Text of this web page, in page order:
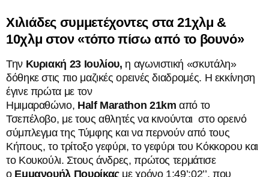
Χιλιάδες συμμετέχοντες στα 21χλμ &
10χλμ στον «τόπο πίσω από το βουνό»
Την Κυριακή 23 Ιουλίου, η αγωνιστική «σκυτάλη»
δόθηκε στις πιο μαζικές ορεινές διαδρομές. Η εκκίνηση
έγινε πρώτα με τον
Ημιμαραθώνιο, Half Marathon 21km από το
Τσεπέλοβο, με τους αθλητές να κινούνται στο ορεινό
σύμπλεγμα της Τύμφης και να περνούν από τους
Κήπους, το τρίτοξο γεφύρι, το γεφύρι του Κόκκορου και
το Κουκούλι. Στους άνδρες, πρώτος τερμάτισε
ο Εμμανουήλ Πουρίκαςμε χρόνο 1:49’:02’’, που